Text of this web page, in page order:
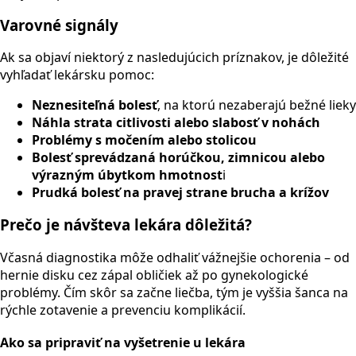
Varovné signály
Ak sa objaví niektorý z nasledujúcich príznakov, je dôležité
vyhľadať lekársku pomoc:
Neznesiteľná bolesť, na ktorú nezaberajú bežné lieky
Náhla strata citlivosti alebo slabosť v nohách
Problémy s močením alebo stolicou
Bolesť sprevádzaná horúčkou, zimnicou alebo
výrazným úbytkom hmotnosti
Prudká bolesť na pravej strane brucha a krížov
Prečo je návšteva lekára dôležitá?
Včasná diagnostika môže odhaliť vážnejšie ochorenia – od
hernie disku cez zápal obličiek až po gynekologické
problémy. Čím skôr sa začne liečba, tým je vyššia šanca na
rýchle zotavenie a prevenciu komplikácií.
Ako sa pripraviť na vyšetrenie u lekára